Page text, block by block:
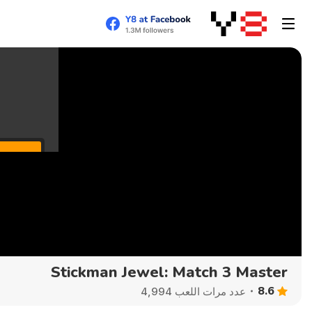
Stickman Jewel: Match 3 Master
8.6 عدد مرات اللعب 4,994